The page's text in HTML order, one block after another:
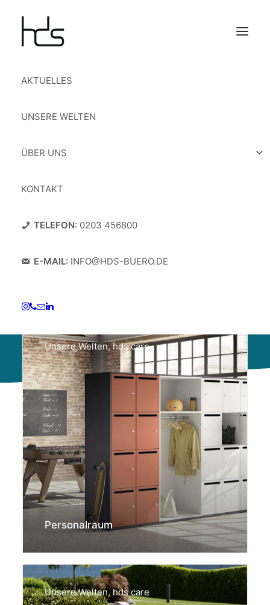
AKTUELLES
UNSERE WELTEN
ÜBER UNS
KONTAKT
TELEFON: 0203 456800
E-MAIL: INFO@HDS-BUERO.DE
Unsere Welten,hds care
Personalraum
Unsere Welten, hds care